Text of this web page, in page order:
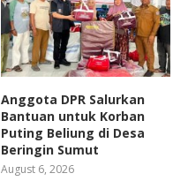
Anggota DPR Salurkan
Bantuan untuk Korban
Puting Beliung di Desa
Beringin Sumut
August 6, 2026